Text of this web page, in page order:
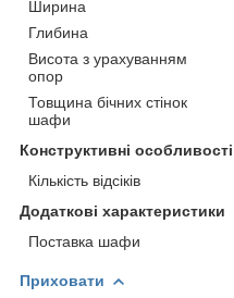
Ширина
Глибина
Висота з урахуванням
опор
Товщина бічних стінок
шафи
Конструктивні особливості
Кількість відсіків
Додаткові характеристики
Поставка шафи
Приховати